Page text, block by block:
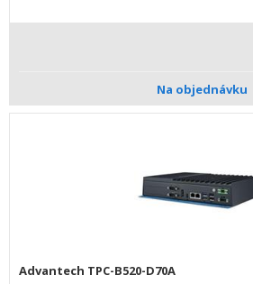
Na objednávku
Advantech TPC-B520-D70A